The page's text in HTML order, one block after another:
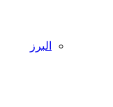
البرز